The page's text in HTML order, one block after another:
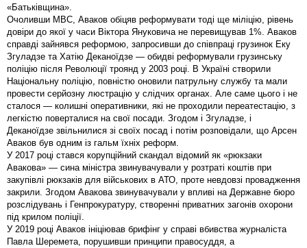
«Батьківщина».
Очоливши МВС, Аваков обіцяв реформувати тоді ще міліцію, рівень
довіри до якої у часи Віктора Януковича не перевищував 1%. Аваков
справді зайнявся реформою, запросивши до співпраці грузинок Еку
Згуладзе та Хатію Деканоїдзе — обидві реформували грузинську
поліцію після Революції троянд у 2003 році. В Україні створили
Національну поліцію, повністю оновили патрульну службу та мали
провести серйозну люстрацію у слідчих органах. Але саме цього і не
сталося — колишні оперативники, які не проходили переатестацію, з
легкістю поверталися на свої посади. Згодом і Згуладзе, і
Деканоїдзе звільнилися зі своїх посад і потім розповідали, що Арсен
Аваков був одним із гальм їхніх реформ.
У 2017 році стався корупційний скандал відомий як «рюкзаки
Авакова» — сина міністра звинувачували у розтраті коштів при
закупівлі рюкзаків для військових в АТО, проте невдовзі провадження
закрили. Згодом Авакова звинувачували у впливі на Державне бюро
розслідувань і Генпрокуратуру, створенні приватних загонів охорони
під крилом поліції.
У 2019 році Аваков ініціював брифінг у справі вбивства журналіста
Павла Шеремета, порушивши принципи правосуддя, а